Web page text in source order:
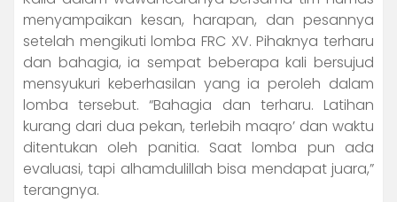
menyampaikan kesan, harapan, dan pesannya
setelah mengikuti lomba FRC XV. Pihaknya terharu
dan bahagia, ia sempat beberapa kali bersujud
mensyukuri keberhasilan yang ia peroleh dalam
lomba tersebut. “Bahagia dan terharu. Latihan
kurang dari dua pekan, terlebih maqro’ dan waktu
ditentukan oleh panitia. Saat lomba pun ada
evaluasi, tapi alhamdulillah bisa mendapat juara,”
terangnya.